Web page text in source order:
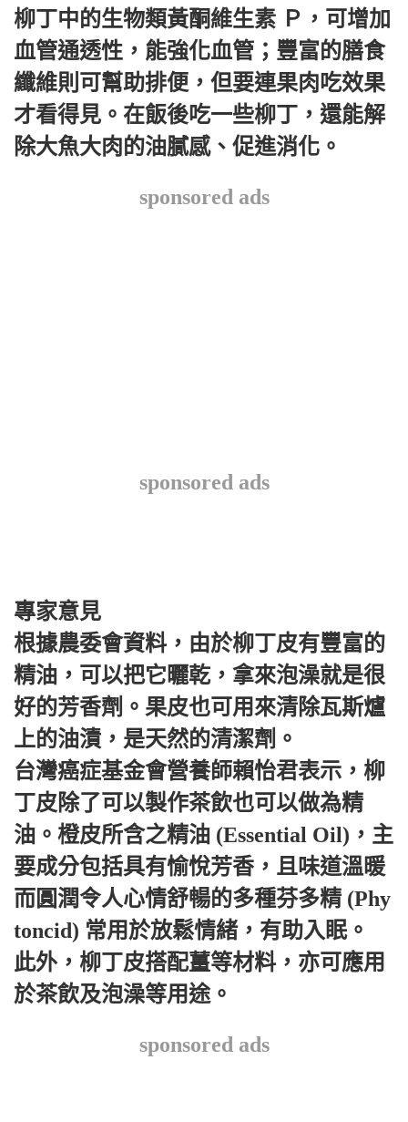
柳丁中的生物類黃酮維生素 Ｐ，可增加
血管通透性，能強化血管；豐富的膳食
纖維則可幫助排便，但要連果肉吃效果
才看得見。在飯後吃一些柳丁，還能解
除大魚大肉的油膩感、促進消化。
sponsored ads
sponsored ads
專家意見
根據農委會資料，由於柳丁皮有豐富的
精油，可以把它曬乾，拿來泡澡就是很
好的芳香劑。果皮也可用來清除瓦斯爐
上的油漬，是天然的清潔劑。
台灣癌症基金會營養師賴怡君表示，柳
丁皮除了可以製作茶飲也可以做為精
油。橙皮所含之精油 (Essential Oil)，主
要成分包括具有愉悅芳香，且味道溫暖
而圓潤令人心情舒暢的多種芬多精 (Phy
toncid) 常用於放鬆情緒，有助入眠。
此外，柳丁皮搭配薑等材料，亦可應用
於茶飲及泡澡等用途。
sponsored ads